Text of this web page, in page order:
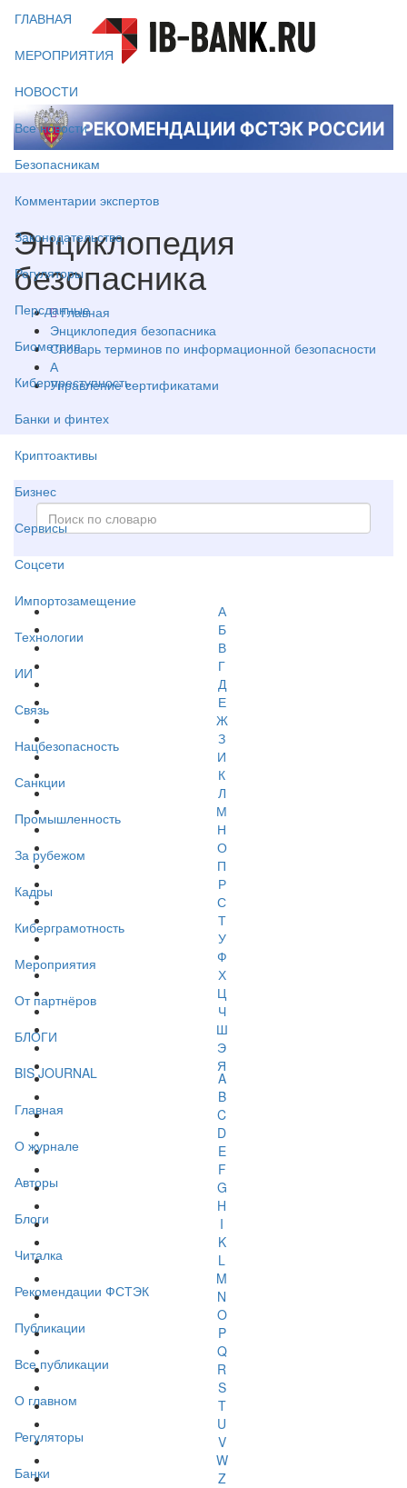
ГЛАВНАЯ
МЕРОПРИЯТИЯ
НОВОСТИ
Все новости
Безопасникам
Комментарии экспертов
Законодательство
Регуляторы
Персданные
Биометрия
Киберпреступность
Банки и финтех
Криптоактивы
Бизнес
Сервисы
Соцсети
Импортозамещение
Технологии
ИИ
Связь
Нацбезопасность
Санкции
Промышленность
За рубежом
Кадры
Киберграмотность
Мероприятия
От партнёров
БЛОГИ
BIS JOURNAL
Главная
О журнале
Авторы
Блоги
Читалка
Рекомендации ФСТЭК
Публикации
Все публикации
О главном
Регуляторы
Банки
Энциклопедия
безопасника
Главная
Энциклопедия безопасника
Словарь терминов по информационной безопасности
А
Управление сертификатами
А
Б
В
Г
Д
Е
Ж
З
И
К
Л
М
Н
О
П
Р
С
Т
У
Ф
Х
Ц
Ч
Ш
Э
Я
A
B
C
D
E
F
G
H
I
K
L
M
N
O
P
Q
R
S
T
U
V
W
Z